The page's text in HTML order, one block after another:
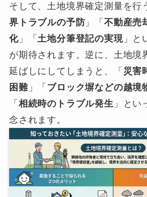
そして、土地境界確定測量を行
界トラブルの予防 」「 不動産売
化」「 土地分筆登記の実現」と
が期待されます。逆に、土地境
延ばしにしてしまうと、「 災害
困難」「 ブロック塀などの越境
「 相続時のトラブル発生 」とい
念されます。